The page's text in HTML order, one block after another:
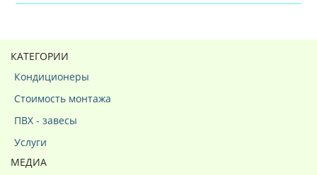
КАТЕГОРИИ
Кондиционеры
Стоимость монтажа
ПВХ - завесы
Услуги
МЕДИА